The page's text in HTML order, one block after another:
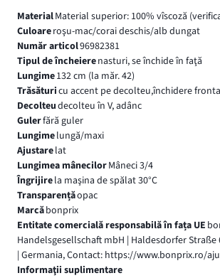
MaterialMaterial superior: 100% vîscoză
Culoareroşu-mac/corai deschis/alb dungat
Număr articol96982381
Tipul de încheierenasturi, se închide în faţă
Lungime132 cm (la măr. 42)
Trăsăturicu accent pe decolteu,închidere
Decolteudecolteu în V, adânc
Gulerfără guler
Lungimelungă/maxi
Ajustarelat
Lungimea mânecilorMâneci 3/4
Îngrijirela maşina de spălat 30°C
Transparențăopac
Marcăbonprix
Entitate comercială responsabilă în fața UE
Handelsgesellschaft mbH | Haldesdorfer Straße
| Germania, Contact: https://www.bonprix.ro/
Informaţii suplimentare